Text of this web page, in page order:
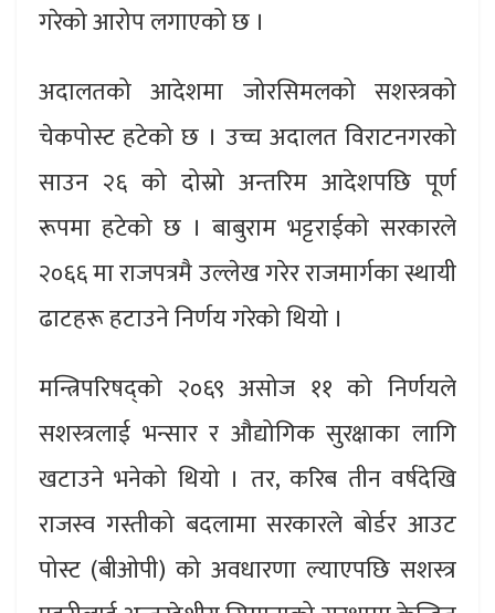
गरेको आरोप लगाएको छ ।
अदालतको आदेशमा जोरसिमलको सशस्त्रको
चेकपोस्ट हटेको छ । उच्च अदालत विराटनगरको
साउन २६ को दोस्रो अन्तरिम आदेशपछि पूर्ण
रूपमा हटेको छ । बाबुराम भट्टराईको सरकारले
२०६६ मा राजपत्रमै उल्लेख गरेर राजमार्गका स्थायी
ढाटहरू हटाउने निर्णय गरेको थियो ।
मन्त्रिपरिषद्को २०६९ असोज ११ को निर्णयले
सशस्त्रलाई भन्सार र औद्योगिक सुरक्षाका लागि
खटाउने भनेको थियो । तर, करिब तीन वर्षदेखि
राजस्व गस्तीको बदलामा सरकारले बोर्डर आउट
पोस्ट (बीओपी) को अवधारणा ल्याएपछि सशस्त्र